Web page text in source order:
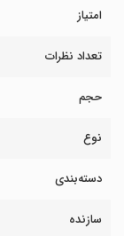
امتیاز
تعداد نظرات
حجم
نوع
دسته‌بندی
سازنده